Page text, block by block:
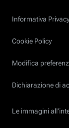
Informativa Privacy
Cookie Policy
Modifica
Dichiarazione di
Le immagini